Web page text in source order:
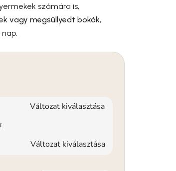
számára is,
vagy megsüllyedt bokák,
Változat kiválasztása
Változat kiválasztása